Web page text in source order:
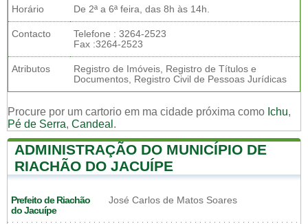
Horário De 2ª a 6ª feira, das 8h às 14h.
Contacto
Telefone : 3264-2523
Fax :3264-2523
Atributos
Registro de Imóveis, Registro de Títulos e
Documentos, Registro Civil de Pessoas Jurídicas
Procure por um cartorio em ma cidade próxima como Ichu,
Pé de Serra, Candeal .
ADMINISTRAÇÃO DO MUNICÍPIO DE
RIACHÃO DO JACUÍPE
Prefeito de Riachão
do Jacuípe
José Carlos de Matos Soares